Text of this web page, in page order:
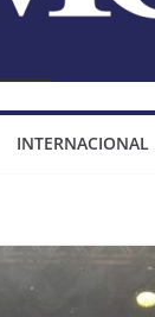
INTERNACIONAL